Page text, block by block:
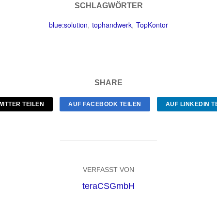
SCHLAGWÖRTER
blue:solution, tophandwerk, TopKontor
SHARE
TEILEN AUF FACEBOOK TEILEN AUF LINKEDIN
VERFASST VON
teraCSGmbH